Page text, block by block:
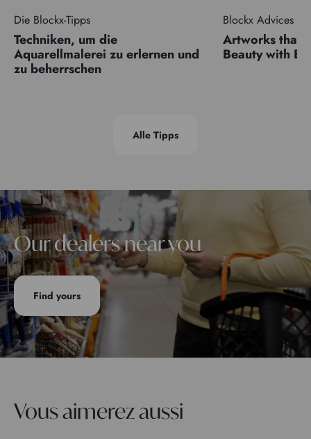
Die Blockx-Tipps
Techniken, um die
Aquarellmalerei zu erlernen und
zu beherrschen
Blockx Advices
Artworks that
Beauty with
Alle Tipps
Our dealers near you
Find yours
Vous aimerez aussi